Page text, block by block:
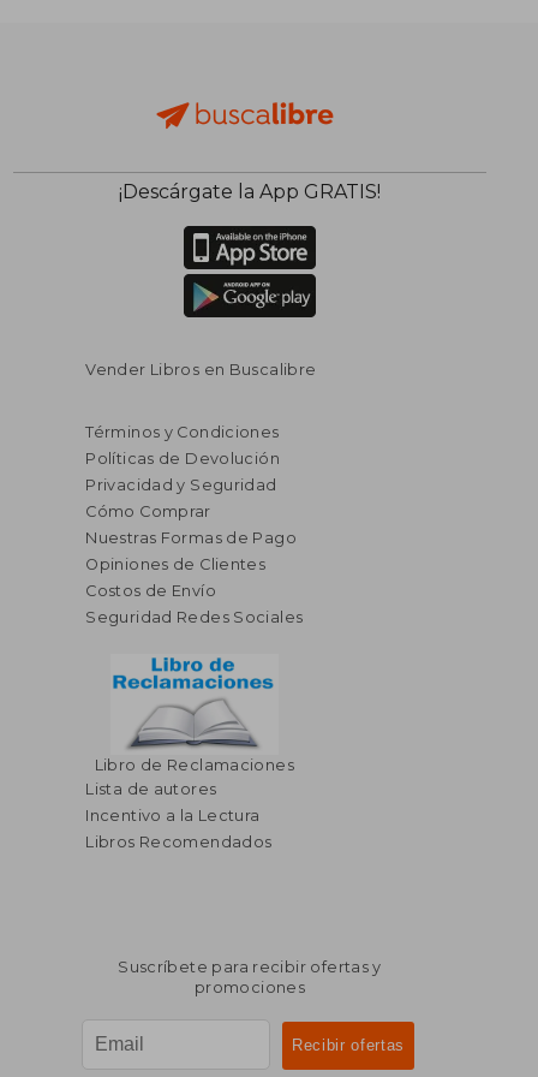
¡Descárgate la App GRATIS!
Vender Libros en Buscalibre
Términos y Condiciones
Políticas de Devolución
Privacidad y Seguridad
Cómo Comprar
Nuestras Formas de Pago
Opiniones de Clientes
Costos de Envío
Seguridad Redes Sociales
Libro de Reclamaciones
Lista de autores
Incentivo a la Lectura
Libros Recomendados
Suscríbete para recibir ofertas y
promociones